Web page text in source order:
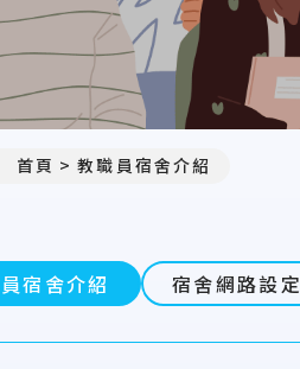
首頁 教職員宿舍介紹
宿舍介紹 宿舍網路設定